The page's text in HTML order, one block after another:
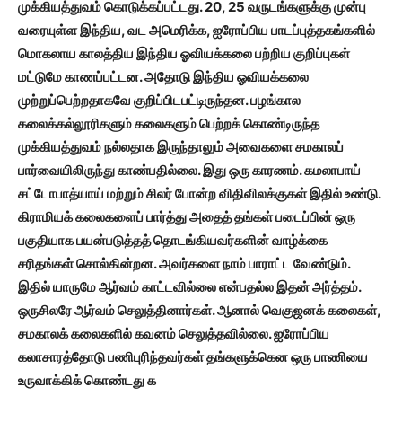
முக்கியத்துவம் கொடுக்கப்பட்டது. 20, 25 வருடங்களுக்கு முன்பு
வரையுள்ள இந்திய,வட அமெரிக்க,ஐரோப்பிய பாடப்புத்தகங்களில்
மொகலாய காலத்திய இந்திய ஓவியக்கலை பற்றிய குறிப்புகள்
மட்டுமே காணப்பட்டன. அதோடு இந்திய ஓவியக்கலை
முற்றுப்பெற்றதாகவே குறிப்பிடபட்டிருந்தன. பழங்கால
கலைக்கல்லூரிகளும் கலைகளும் பெற்றக் கொண்டிருந்த
முக்கியத்துவம் நல்லதாக இருந்தாலும் அவைகளை சமகாலப்
பார்வையிலிருந்து காண்பதில்லை. இது ஒரு காரணம். கமலாபாய்
சட்டோபாத்யாய் மற்றும் சிலர் போன்ற விதிவிலக்குகள் இதில் உண்டு.
கிராமியக் கலைகளைப் பார்த்து அதைத் தங்கள் படைப்பின் ஒரு
பகுதியாக பயன்படுத்தத் தொடங்கியவர்களின் வாழ்க்கை
சரிதங்கள் சொல்கின்றன. அவர்களை நாம் பாராட்ட வேண்டும்.
இதில் யாருமே ஆர்வம் காட்டவில்லை என்பதல்ல இதன் அர்த்தம்.
ஒருசிலரே ஆர்வம் செலுத்தினார்கள். ஆனால் வெகுஜனக் கலைகள்,
சமகாலக் கலைகளில் கவனம் செலுத்தவில்லை. ஐரோப்பிய
கலாசாரத்தோடு பணிபுரிந்தவர்கள் தங்களுக்கென ஒரு பாணியை
உருவாக்கிக் கொண்டது க